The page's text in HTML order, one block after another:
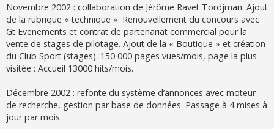
Novembre 2002 : collaboration de Jérôme Ravet Tordjman. Ajout
de la rubrique « technique ». Renouvellement du concours avec
Gt Evenements et contrat de partenariat commercial pour la
vente de stages de pilotage. Ajout de la « Boutique » et création
du Club Sport (stages). 150 000 pages vues/mois, page la plus
visitée : Accueil 13000 hits/mois.
Décembre 2002 : refonte du système d’annonces avec moteur
de recherche, gestion par base de données. Passage à 4 mises à
jour par mois.